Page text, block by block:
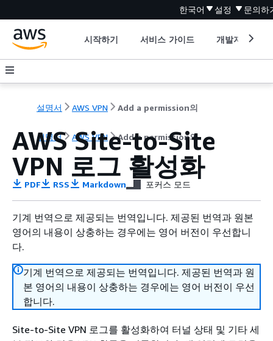
한국어 설정 문의하
시작하기 서비스 가이드 개발자 도구
설명서 AWS VPN Add a permission의
설명서 AWS VPN Add a permission의
AWS Site-to-Site
VPN 로그 활성화
PDF RSS Markdown 포커스 모드
기계 번역으로 제공되는 번역입니다. 제공된 번역과 원본
영어의 내용이 상충하는 경우에는 영어 버전이 우선합니
다.
기계 번역으로 제공되는 번역입니다. 제공된 번역과 원
본 영어의 내용이 상충하는 경우에는 영어 버전이 우선
합니다.
Site-to-Site VPN 로그를 활성화하여 터널 상태 및 기타 세